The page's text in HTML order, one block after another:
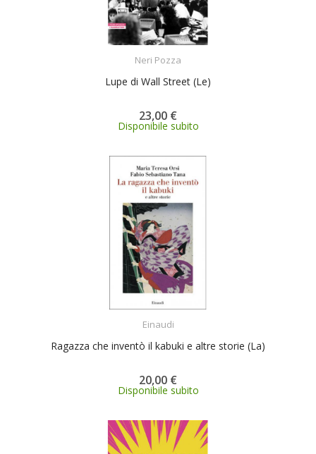
Neri Pozza
Lupe di Wall Street (Le)
23,00 €
Disponibile subito
Einaudi
Ragazza che inventò il kabuki e altre storie (La)
20,00 €
Disponibile subito